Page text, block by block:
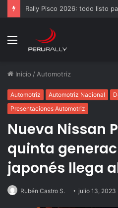
Rally Pisco 2026: todo listo
Menú
Inicio / Automotriz
Automotriz Automotriz Nacional
Presentaciones Automotriz
Nueva Nissan
quinta
japonés llega
Rubén Castro S. julio 13, 2023